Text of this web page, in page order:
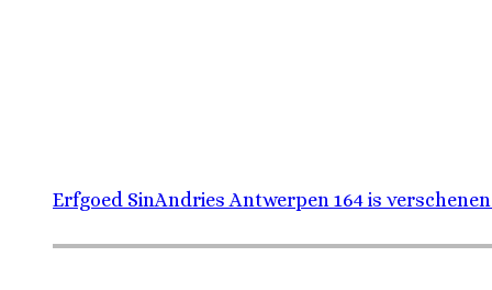
Erfgoed SinAndries Antwerpen 164 is